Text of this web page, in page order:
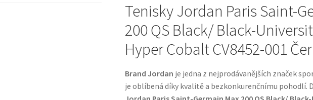
Tenisky Jordan Paris Saint-
200 QS Black/ Black-
Hyper Cobalt CV8452-001
Brand Jordan je jedna z nejprodávanějších značek
je oblíbená díky kvalitě a bezkonkurenčnímu pohodlí.